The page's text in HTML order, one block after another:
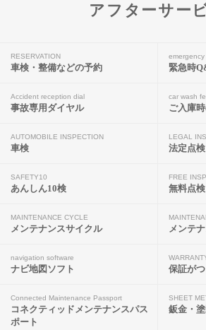
アフターサー
RESERVATION
車検・整備などの予約 緊急時
Accident reception dial
事故専用ダイヤル
car wash
ご入庫
AUTOMOBILE INSPECTION
車検
LEGAL
法定点検
SAFETY10
あんしん10検
FREE
無料点検
MAINTENANCE CYCLE
メンテナンスサイクル メンテ
navigation software
ナビ地図ソフト 保証が
Connected Maintenance Passport
コネクティッドメンテナンスパス
ポート
SHEET
鈑金・